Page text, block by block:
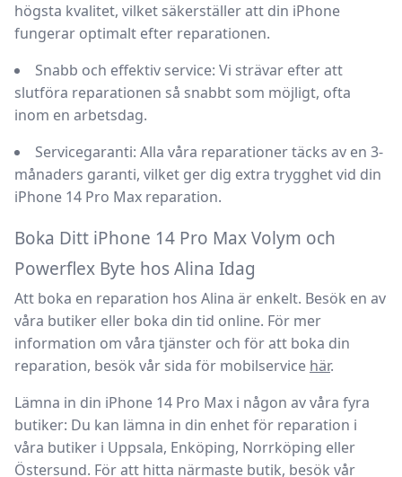
högsta kvalitet, vilket säkerställer att din iPhone
fungerar optimalt efter reparationen.
Snabb och effektiv service: Vi strävar efter att
slutföra reparationen så snabbt som möjligt, ofta
inom en arbetsdag.
Servicegaranti: Alla våra reparationer täcks av en 3-
månaders garanti, vilket ger dig extra trygghet vid din
iPhone 14 Pro Max reparation.
Boka Ditt iPhone 14 Pro Max Volym och
Powerflex Byte hos Alina Idag
Att boka en reparation hos Alina är enkelt. Besök en av
våra butiker eller boka din tid online. För mer
information om våra tjänster och för att boka din
reparation, besök vår sida för mobilservice här.
Lämna in din iPhone 14 Pro Max i någon av våra fyra
butiker: Du kan lämna in din enhet för reparation i
våra butiker i Uppsala, Enköping, Norrköping eller
Östersund. För att hitta närmaste butik, besök vår